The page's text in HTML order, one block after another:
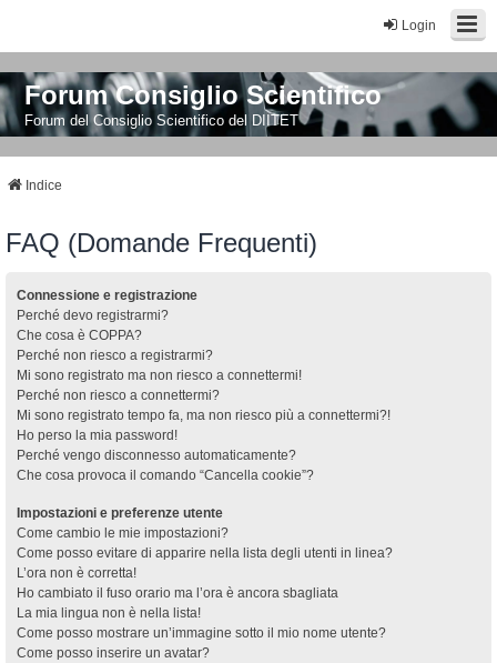
Login
Forum Consiglio Scientifico
Forum del Consiglio Scientifico del DIITET
Indice
FAQ (Domande Frequenti)
Connessione e registrazione
Perché devo registrarmi?
Che cosa è COPPA?
Perché non riesco a registrarmi?
Mi sono registrato ma non riesco a connettermi!
Perché non riesco a connettermi?
Mi sono registrato tempo fa, ma non riesco più a connettermi?!
Ho perso la mia password!
Perché vengo disconnesso automaticamente?
Che cosa provoca il comando “Cancella cookie”?
Impostazioni e preferenze utente
Come cambio le mie impostazioni?
Come posso evitare di apparire nella lista degli utenti in linea?
L’ora non è corretta!
Ho cambiato il fuso orario ma l’ora è ancora sbagliata
La mia lingua non è nella lista!
Come posso mostrare un’immagine sotto il mio nome utente?
Come posso inserire un avatar?